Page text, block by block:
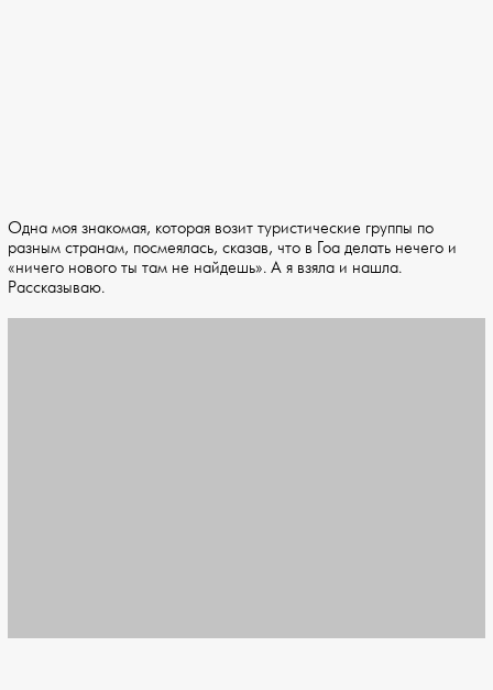
Одна моя знакомая, которая возит туристические группы по
разным странам, посмеялась, сказав, что в Гоа делать нечего и
«ничего нового ты там не найдешь». А я взяла и нашла.
Рассказываю.